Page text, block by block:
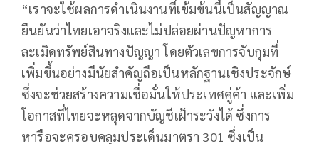
“เราจะใช้ผลการดำเนินงานที่เข้มข้นนี้เป็นสัญญาณ
ยืนยันว่าไทยเอาจริงและไม่ปล่อยผ่านปัญหาการ
ละเมิดทรัพย์สินทางปัญญา โดยตัวเลขการจับกุมที่
เพิ่มขึ้นอย่างมีนัยสำคัญถือเป็นหลักฐานเชิงประจักษ์
ซึ่งจะช่วยสร้างความเชื่อมั่นให้ประเทศคู่ค้า และเพิ่ม
โอกาสที่ไทยจะหลุดจากบัญชีเฝ้าระวังได้ ซึ่งการ
หารือจะครอบคลุมประเด็นมาตรา 301 ซึ่งเป็น